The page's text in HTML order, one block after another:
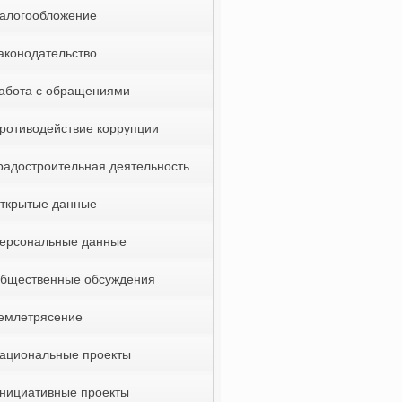
с обращениями
коррупции
деятельность
данные
данные
обсуждения
проекты
проекты